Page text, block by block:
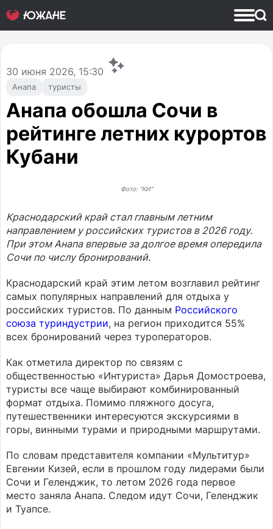
Анапа туристы
30 июня 2026, 15:30
Анапа обошла Сочи в
рейтинге летних курортов
Кубани
Фото: "КИ"
Краснодарский край стал главным летним
направлением у российских туристов в 2026 году.
При этом Анапа впервые за долгое время опередила
Сочи по числу бронирований.
Краснодарский край этим летом возглавил рейтинг
самых популярных направлений для отдыха у
российских туристов. По данным Российского
союза туриндустрии, на регион приходится 55%
всех бронирований через туроператоров.
Как отметила директор по связям с
общественностью «Интуриста» Дарья Домостроева,
туристы все чаще выбирают комбинированный
формат отдыха. Помимо пляжного досуга,
путешественники интересуются экскурсиями в
горы, винными турами и природными маршрутами.
По словам представителя компании «Мультитур»
Евгении Кизей, если в прошлом году лидерами были
Сочи и Геленджик, то летом 2026 года первое
место заняла Анапа. Следом идут Сочи, Геленджик
и Туапсе.